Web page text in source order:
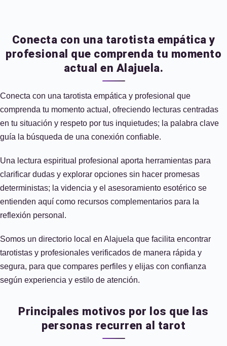
Conecta con una tarotista empática y
profesional que comprenda tu momento
actual en Alajuela.
Conecta con una tarotista empática y profesional que
comprenda tu momento actual, ofreciendo lecturas centradas
en tu situación y respeto por tus inquietudes; la palabra clave
guía la búsqueda de una conexión confiable.
Una lectura espiritual profesional aporta herramientas para
clarificar dudas y explorar opciones sin hacer promesas
deterministas; la videncia y el asesoramiento esotérico se
entienden aquí como recursos complementarios para la
reflexión personal.
Somos un directorio local en Alajuela que facilita encontrar
tarotistas y profesionales verificados de manera rápida y
segura, para que compares perfiles y elijas con confianza
según experiencia y estilo de atención.
Principales motivos por los que las
personas recurren al tarot